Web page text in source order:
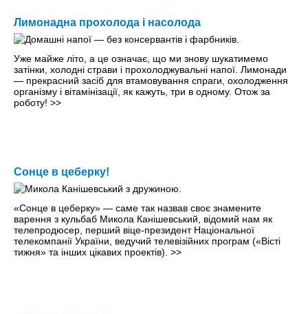
Лимонадна прохолода і насолода
Уже майже літо, а це означає, що ми знову шукатимемо
затінки, холоднi страви і прохолоджувальнi напої. Лимонади
— прекрасний засіб для втамовування спраги, охолодження
організму і вітамінізації, як кажуть, три в одному. Отож за
роботу! >>
Сонце в цеберку!
«Сонце в цеберку» — саме так назвав своє знамените
варення з кульбаб Микола Канішевський, відомий нам як
телепродюсер, перший віце-президент Національної
телекомпанії України, ведучий телевізійних програм («Вісті
тижня» та інших цікавих проектів). >>